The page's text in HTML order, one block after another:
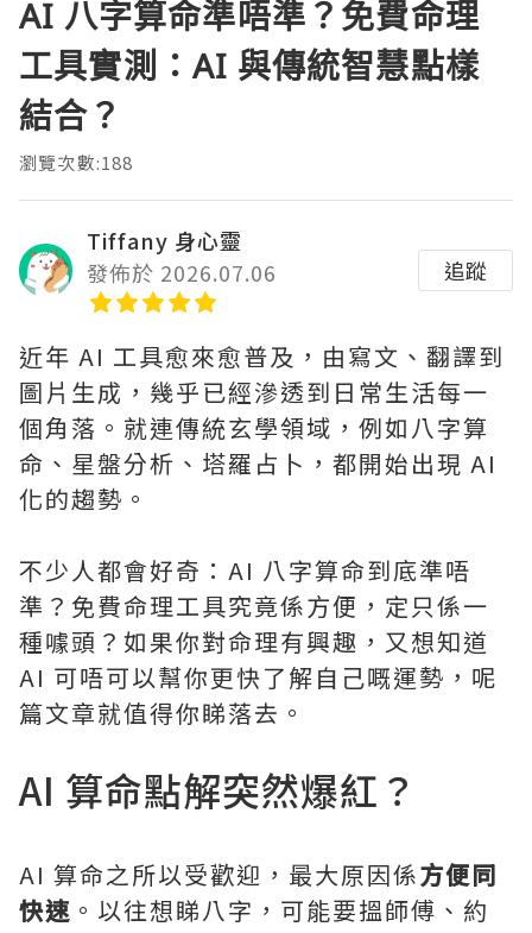
AI 八字算命準唔準？免費命理
工具實測：AI 與傳統智慧點樣
結合？
瀏覽次數:188
Tiffany 身心靈
發佈於 2026.07.06
追蹤
近年 AI 工具愈來愈普及，由寫文、翻譯到
圖片生成，幾乎已經滲透到日常生活每一
個角落。就連傳統玄學領域，例如八字算
命、星盤分析、塔羅占卜，都開始出現 AI
化的趨勢。
不少人都會好奇：AI 八字算命到底準唔
準？免費命理工具究竟係方便，定只係一
種噱頭？如果你對命理有興趣，又想知道
AI 可唔可以幫你更快了解自己嘅運勢，呢
篇文章就值得你睇落去。
AI 算命點解突然爆紅？
AI 算命之所以受歡迎，最大原因係方便同
快速 。以往想睇八字，可能要搵師傅、約